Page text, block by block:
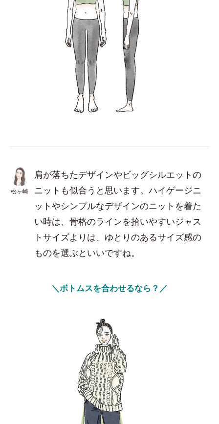
松ヶ崎
肩が落ちたデザインやビッグシルエットの
ニットも似合うと思います。ハイゲージニ
ットやシンプルなデザインのニットを着た
い時は、骨格のラインを拾いやすいジャス
トサイズよりは、ゆとりのあるサイズ感の
ものを選ぶといいですね。
＼ボトムスを合わせるなら？／